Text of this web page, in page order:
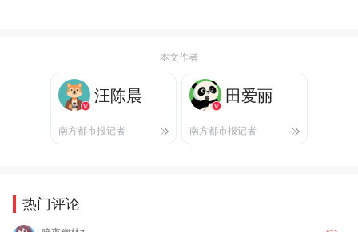
本文作者
汪陈晨
南方都市报记者
田爱丽
南方都市报记者
热门评论